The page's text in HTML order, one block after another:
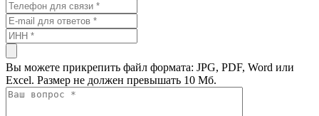
Вы можете прикрепить файл формата: JPG, PDF, Word или
Excel. Размер не должен превышать 10 Мб.